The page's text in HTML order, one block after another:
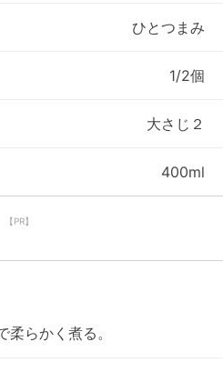
ひとつまみ
1/2個
大さじ２
400ml
【PR】
らかく煮る。